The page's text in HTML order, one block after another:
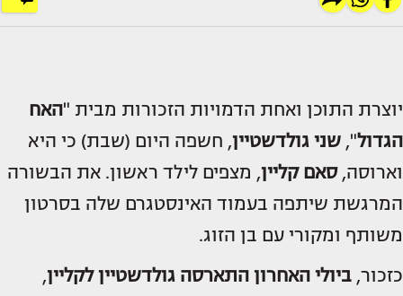
יוצרת התוכן ואחת הדמויות הזכורות מבית "האח
הגדול", שני גולדשטיין, חשפה היום (שבת) כי היא
וארוסה,סאם קליין, מצפים לילד ראשון. את הבשורה
המרגשת שיתפה בעמוד האינסטגרם שלה בסרטון
משותף ומקורי עם בן הזוג.
כזכור, ביולי האחרון התארסה גולדשטיין לקליין,